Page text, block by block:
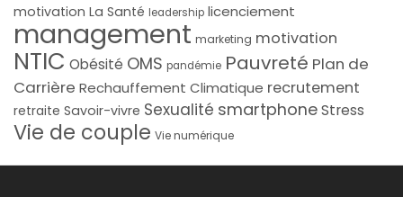
motivation La Santé leadership licenciement
management marketing motivation
NTIC Obésité OMS pandémie Pauvreté Plan de
Carrière Rechauffement Climatique recrutement
retraite Savoir-vivre Sexualité smartphoneStress
Vie de couple Vie numérique